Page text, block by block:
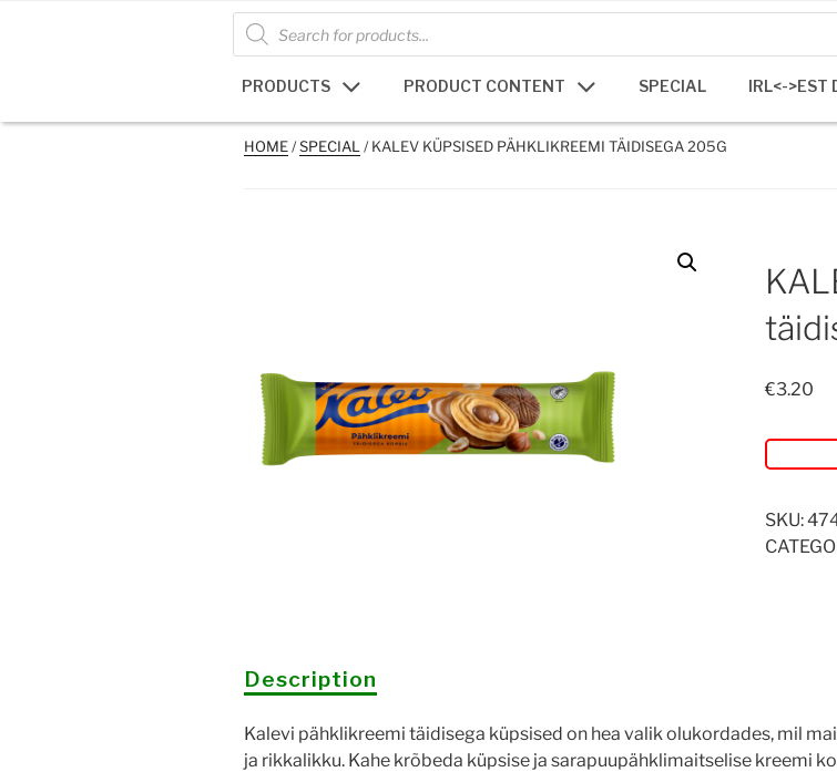
Products
search
PRODUCTS PRODUCT CONTENT SPECIAL IRL<->EST
HOME/SPECIAL / KALEV KÜPSISED PÄHKLIKREEMI TÄIDISEGA 205G
€3.20
SKU:
Description
Kalevi pähklikreemi täidisega küpsised on hea valik olukordades, mil
ja rikkalikku. Kahe krõbeda küpsise ja sarapuupähklimaitselise kreemi